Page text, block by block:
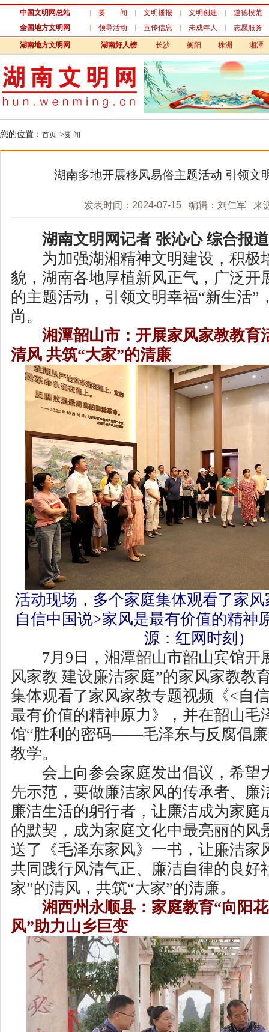
中国文明网总站 要 闻 文明播报 文明创建
道德模范
全国地方文明网
领导活动 宣传信息 未成年人 志愿服务
湖南地方文明网 湖南好人榜 长沙 衡阳 株洲 湘潭
您的位置： 首页->要 闻
湖南多地开展移风易俗主题活动 引领文
发表时间：2024-07-15 编辑：刘仁军 来
湖南文明网记者 张沁心 综合报道
为加强湖湘精神文明建设，积极
貌，湖南各地厚植新风正气，广泛开
的主题活动，引领文明幸福“新生活”
尚。
湘潭韶山市：开展家风家教教育
清风 共筑“大家”的清廉
活动现场，多个家庭集体观看了家
自信中国说>家风是最有价值的精神
源：红网时刻）
7月9日，湘潭韶山市韶山宾馆开
风家教 建设廉洁家庭”的家风家教教
集体观看了家风家教专题视频《<自
最有价值的精神原力》，并在韶山毛
馆“胜利的密码——毛泽东与反腐倡廉
教学。
会上向参会家庭发出倡议，希望
先示范，要做廉洁家风的传承者、廉
廉洁生活的躬行者，让廉洁成为家庭
的默契，成为家庭文化中最亮丽的风
送了《毛泽东家风》一书，让廉洁家
共同践行风清气正、廉洁自律的良好
家”的清风，共筑“大家”的清廉。
湘西州永顺县：家庭教育“向阳
风”助力山乡巨变